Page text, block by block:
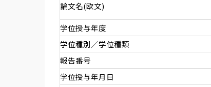
論文名(欧文)
学位授与年度
学位種別／学位種類
報告番号
学位授与年月日